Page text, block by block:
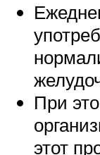
При
этот